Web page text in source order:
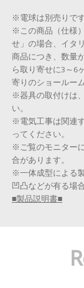
※電球は別売りで
※この商品（仕様
せ」の場合、イタ
商品につき、数量
ら取り寄せに3～6
寄りのショールー
※器具の取付けは
い。
※電気工事は関連
ってください。
※ご覧のモニター
合があります。
※一体成型による
凹凸などが有る場
■製品説明書■